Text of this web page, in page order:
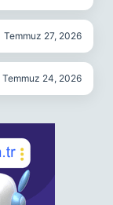
Temmuz 27, 2026
Temmuz 24, 2026